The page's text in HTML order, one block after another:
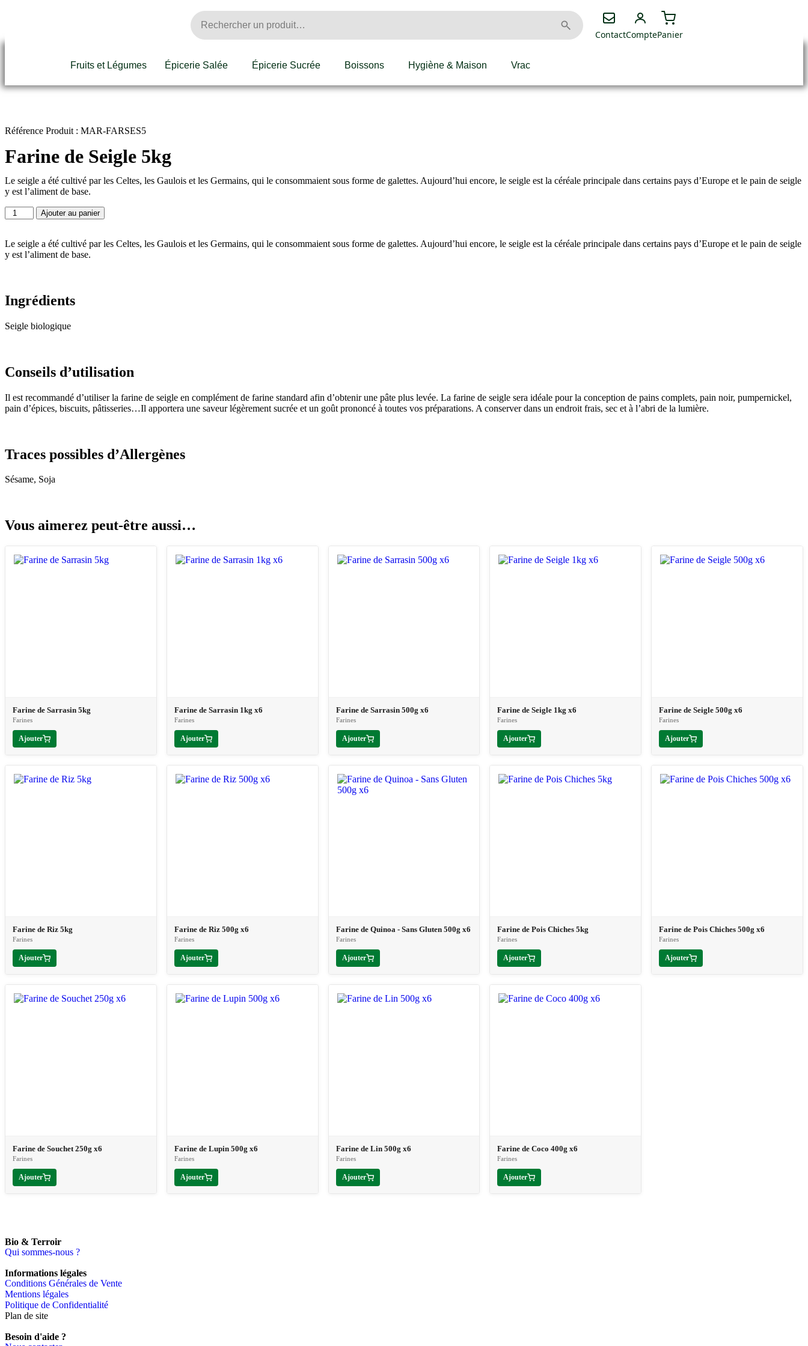
ContactComptePanier
Fruits et Légumes Épicerie Salée Épicerie Sucrée Boissons Hygiène & Maison Vrac
Référence Produit : MAR-FARSES5
Farine de Seigle 5kg
Le seigle a été cultivé par les Celtes, les Gaulois et les Germains, qui le consommaient sous forme de galettes. Aujourd’hui encore, le seigle est la céréale principale dans certains pays d’Europe et le pain de seigle
y est l’aliment de base.
Ajouter au panier
Le seigle a été cultivé par les Celtes, les Gaulois et les Germains, qui le consommaient sous forme de galettes. Aujourd’hui encore, le seigle est la céréale principale dans certains pays d’Europe et le pain de seigle
y est l’aliment de base.
Ingrédients
Seigle biologique
Conseils d’utilisation
Il est recommandé d’utiliser la farine de seigle en complément de farine standard afin d’obtenir une pâte plus levée. La farine de seigle sera idéale pour la conception de pains complets, pain noir, pumpernickel,
pain d’épices, biscuits, pâtisseries…Il apportera une saveur légèrement sucrée et un goût prononcé à toutes vos préparations. A conserver dans un endroit frais, sec et à l’abri de la lumière.
Traces possibles d’Allergènes
Sésame, Soja
Vous aimerez peut-être aussi…
Farine de Sarrasin 5kg
Farines
Ajouter
Farine de Sarrasin 1kg x6
Farines
Ajouter
Farine de Sarrasin 500g x6
Farines
Ajouter
Farine de Seigle 1kg x6
Farines
Ajouter
Farine de Seigle 500g x6
Farines
Ajouter
Farine de Riz 5kg
Farines
Ajouter
Farine de Riz 500g x6
Farines
Ajouter
Farine de Quinoa - Sans Gluten 500g x6
Farines
Ajouter
Farine de Pois Chiches 5kg
Farines
Ajouter
Farine de Pois Chiches 500g x6
Farines
Ajouter
Farine de Souchet 250g x6
Farines
Ajouter
Farine de Lupin 500g x6
Farines
Ajouter
Farine de Lin 500g x6
Farines
Ajouter
Farine de Coco 400g x6
Farines
Ajouter
Bio & Terroir
Qui sommes-nous ?
Informations légales
Conditions Générales de Vente
Mentions légales
Politique de Confidentialité
Plan de site
Besoin d'aide ?